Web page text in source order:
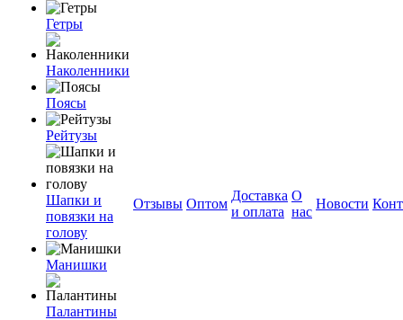
Гетры
Наколенники
Поясы
Рейтузы
Шапки и
повязки на
голову
Манишки
Палантины
Отзывы Оптом
Доставка
и оплата
О
нас
Новости